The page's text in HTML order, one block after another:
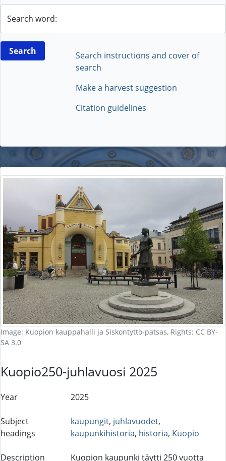
Search word:
Search instructions and cover of
search
Make a harvest suggestion
Citation guidelines
Image: Kuopion kauppahalli ja Siskontyttö-patsas, Rights: CC BY-
SA 3.0
Kuopio250-juhlavuosi 2025
Year 2025
Subject
headings
kaupungit, juhlavuodet,
kaupunkihistoria, historia, Kuopio
Description Kuopion kaupunki täytti 250 vuotta